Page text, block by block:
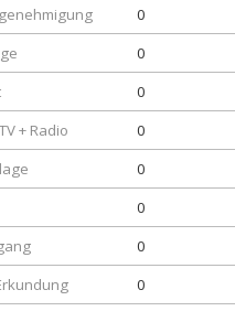
0
0
0
+ Radio
0
0
0
0
0